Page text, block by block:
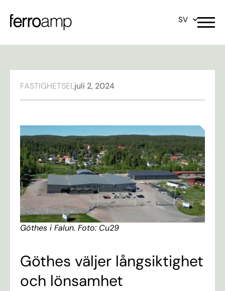
SV
FASTIGHETSELjuli 2, 2024
Göthes i Falun. Foto: Cu29
Göthes väljer långsiktighet
och lönsamhet